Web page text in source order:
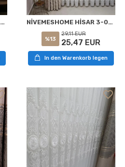
NİVEMESHOME KONAK 1-0028 EKRU 1/3 PİLELİ TÜL PERDE NİVEMESHOME HİSAR 3-0006 V2 BEJ 13 PİLELİ FON PERDE
%13
29,11 EUR
25,47 EUR
In den Warenkorb legen